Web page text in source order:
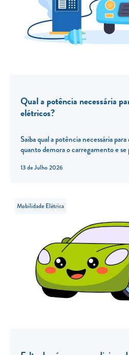
13 de Julho 2026
Qual a potência necessária
elétricos?
Saiba qual a potência necessária
quanto demora o carregamento e se
Mobilidade Elétrica